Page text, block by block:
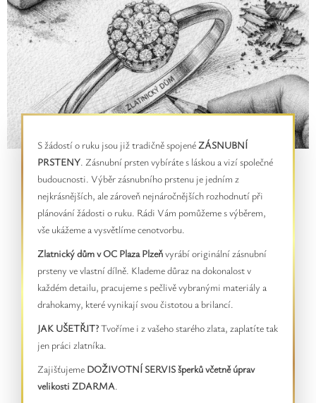
S žádostí o ruku jsou již tradičně spojené ZÁSNUBNÍ
PRSTENY . Zásnubní prsten vybíráte s láskou a vizí společné
budoucnosti. Výběr zásnubního prstenu je jedním z
nejkrásnějších, ale zároveň nejnáročnějších rozhodnutí při
plánování žádosti o ruku. Rádi Vám pomůžeme s výběrem,
vše ukážeme a vysvětlíme cenotvorbu.
Zlatnický dům v OC Plaza Plzeňvyrábí originální zásnubní
prsteny ve vlastní dílně. Klademe důraz na dokonalost v
každém detailu, pracujeme s pečlivě vybranými materiály a
drahokamy, které vynikají svou čistotou a brilancí.
JAK UŠETŘIT?Tvoříme i z vašeho starého zlata, zaplatíte tak
jen práci zlatníka.
Zajišťujeme DOŽIVOTNÍ SERVIS šperků včetně úprav
velikosti ZDARMA